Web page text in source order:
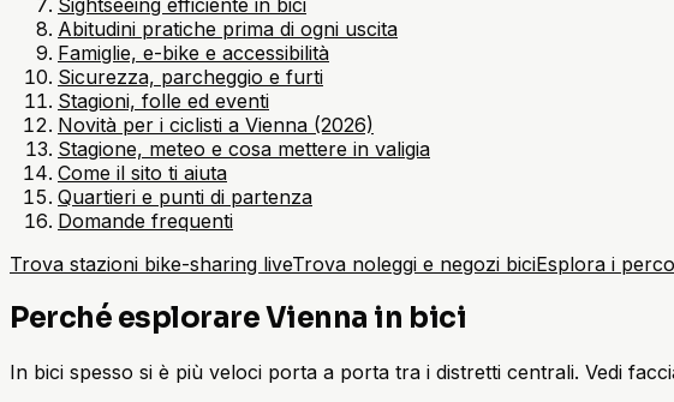
Sightseeing efficiente in bici
Abitudini pratiche prima di ogni uscita
Famiglie, e-bike e accessibilità
Sicurezza, parcheggio e furti
Stagioni, folle ed eventi
Novità per i ciclisti a Vienna (2026)
Stagione, meteo e cosa mettere in valigia
Come il sito ti aiuta
Quartieri e punti di partenza
Domande frequenti
Trova stazioni bike-sharing liveTrova noleggi e negozi biciEsplora i
Perché esplorare Vienna in bici
In bici spesso si è più veloci porta a porta tra i distretti centrali. Vedi